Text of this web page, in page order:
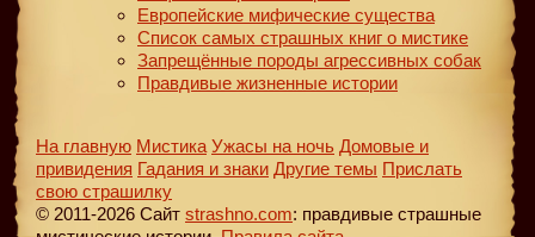
Европейские мифические существа
Список самых страшных книг о мистике
Запрещённые породы агрессивных собак
Правдивые жизненные истории
На главную Мистика Ужасы на ночь Домовые и
привидения Гадания и знаки Другие темы Прислать
свою страшилку
© 2011-2026 Сайт strashno.com: правдивые страшные